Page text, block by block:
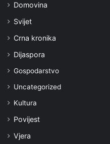
Domovina
Svijet
Crna kronika
Dijaspora
Gospodarstvo
Uncategorized
Kultura
Povijest
Vjera